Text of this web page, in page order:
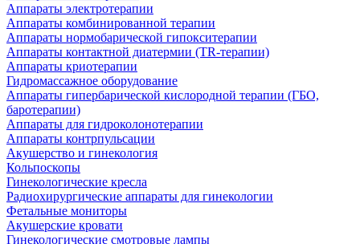
Аппараты электротерапии
Аппараты комбинированной терапии
Аппараты нормобарической гипокситерапии
Аппараты контактной диатермии (TR-терапии)
Аппараты криотерапии
Гидромассажное оборудование
Аппараты гипербарической кислородной терапии (ГБО,
баротерапии)
Аппараты для гидроколонотерапии
Аппараты контрпульсации
Акушерство и гинекология
Кольпоскопы
Гинекологические кресла
Радиохирургические аппараты для гинекологии
Фетальные мониторы
Акушерские кровати
Гинекологические смотровые лампы